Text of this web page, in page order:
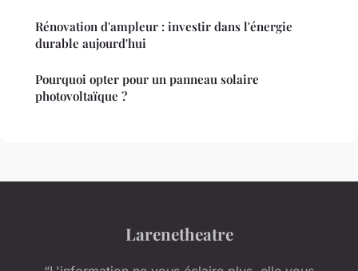
Rénovation d'ampleur : investir dans l'énergie
durable aujourd'hui
Pourquoi opter pour un panneau solaire
photovoltaïque ?
Larenetheatre